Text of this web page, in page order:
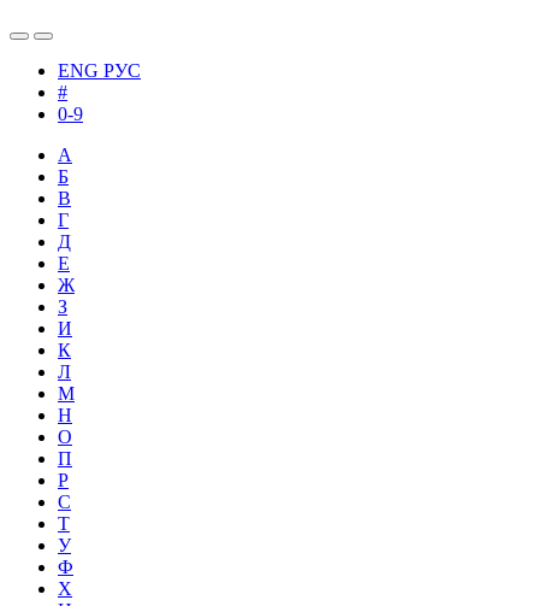
ENG РУС
#
0-9
А
Б
В
Г
Д
Е
Ж
З
И
К
Л
М
Н
О
П
Р
С
Т
У
Ф
Х